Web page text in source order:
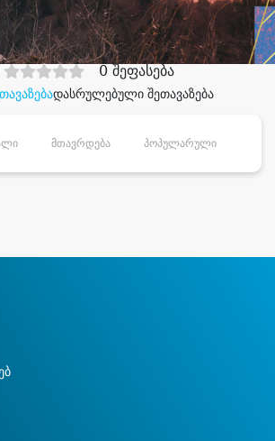
დიდი დანაზოგით
დასრულებული შეთავაზება
0 შეფასება
მთავრდება პოპულარული